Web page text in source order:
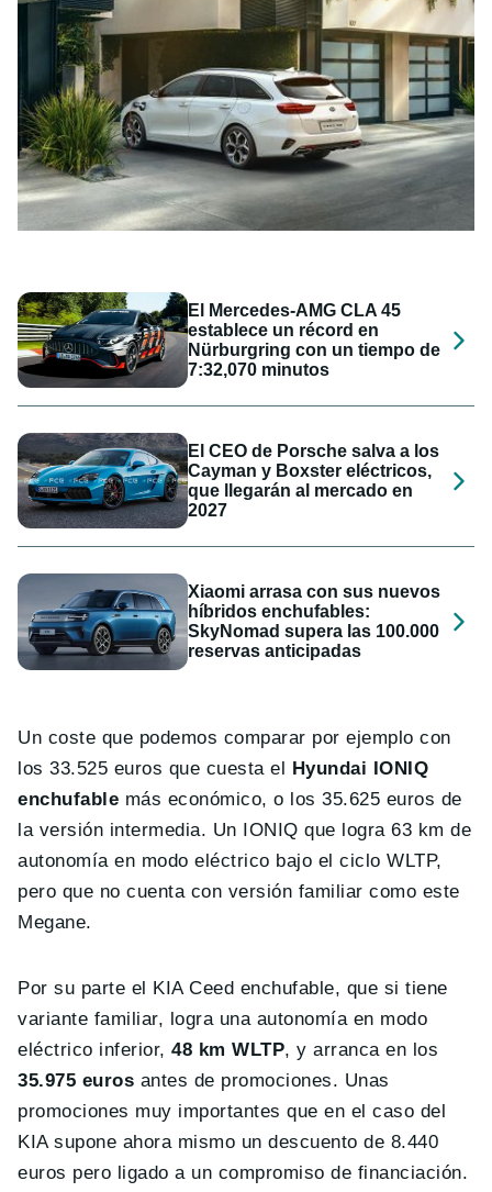
El Mercedes-AMG CLA 45
establece un récord en
Nürburgring con un tiempo de
7:32,070 minutos
El CEO de Porsche salva a los
Cayman y Boxster eléctricos,
que llegarán al mercado en
2027
Xiaomi arrasa con sus nuevos
híbridos enchufables:
SkyNomad supera las 100.000
reservas anticipadas
Un coste que podemos comparar por ejemplo con
los 33.525 euros que cuesta el Hyundai IONIQ
enchufable más económico, o los 35.625 euros de
la versión intermedia. Un IONIQ que logra 63 km de
autonomía en modo eléctrico bajo el ciclo WLTP,
pero que no cuenta con versión familiar como este
Megane.
Por su parte el KIA Ceed enchufable, que si tiene
variante familiar, logra una autonomía en modo
eléctrico inferior,48 km WLTP, y arranca en los
35.975 euros antes de promociones. Unas
promociones muy importantes que en el caso del
KIA supone ahora mismo un descuento de 8.440
euros pero ligado a un compromiso de financiación.